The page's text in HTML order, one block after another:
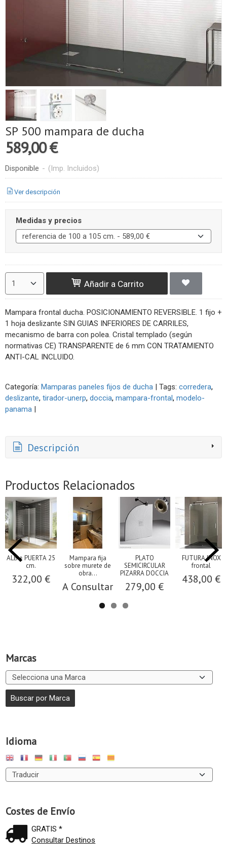
Marcas
Idioma
Costes de Envío
GRATIS *
Consultar Destinos
SP 500 mampara de ducha
589,00 €
Disponible - (Imp. Incluidos)
Ver descripción
Medidas y precios
Añadir a Carrito
Mampara frontal ducha. POSICIONAMIENTO REVERSIBLE. 1 fijo +
1 hoja deslizante SIN GUIAS INFERIORES DE CARRILES,
mecanismo de barra con polea. Cristal templado (según
normativas CE) TRANSPARENTE de 6 mm CON TRATAMIENTO
ANTI-CAL INCLUIDO.
Categoría: Mamparas paneles fijos de ducha | Tags: corredera
deslizante tirador-unerp doccia mampara-frontal modelo-
panama |
Descripción
Productos Relacionados
ALB + PUERTA 25
cm.
322,00 €
Mampara fija
sobre murete de
obra...
A Consultar
PLATO
SEMICIRCULAR
PIZARRA DOCCIA
279,00 €
FUTURA INOX
frontal
438,00 €